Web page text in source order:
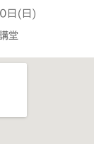
日(日)
堂